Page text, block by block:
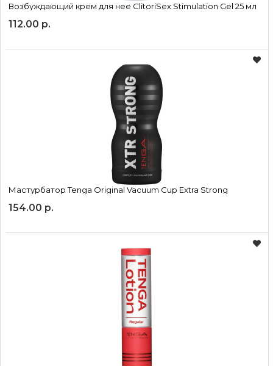
Возбуждающий крем для нее ClitoriSex Stimulation Gel 25 мл
112.00 р.
Мастурбатор Tenga Original Vacuum Cup Extra Strong
154.00 р.